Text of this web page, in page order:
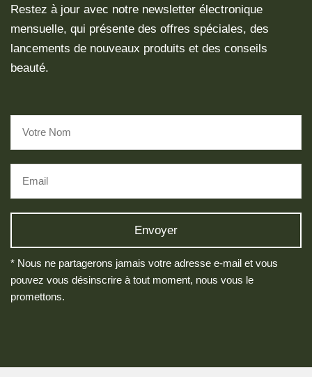
Restez à jour avec notre newsletter électronique
mensuelle, qui présente des offres spéciales, des
lancements de nouveaux produits et des conseils
beauté.
* Nous ne partagerons jamais votre adresse e-mail et vous
pouvez vous désinscrire à tout moment, nous vous le
promettons.